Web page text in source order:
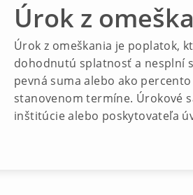
Úrok z
Úrok z omeškania je poplatok,
dohodnutú splatnosť a nesplní
pevná suma alebo ako
stanovenom termíne. Úrokové
inštitúcie alebo poskytovateľa